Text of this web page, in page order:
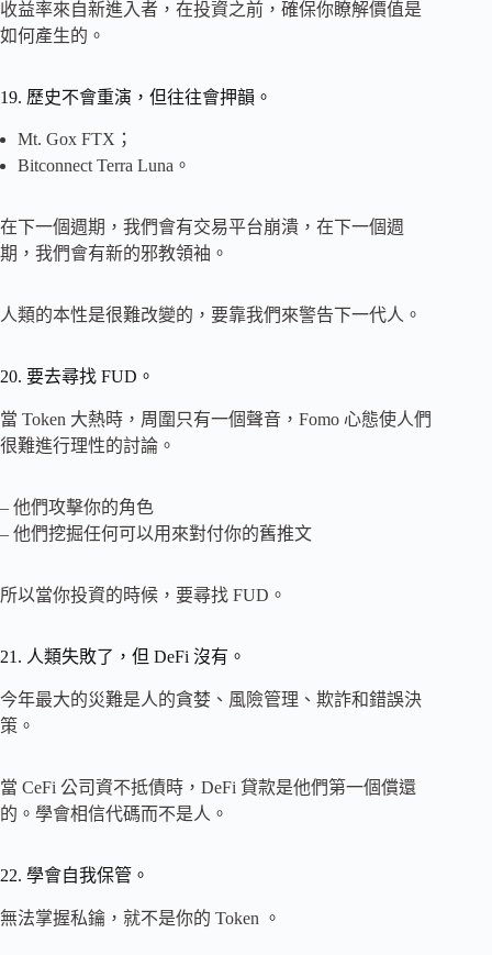
收益率來自新進入者，在投資之前，確保你瞭解價值是
如何產生的。
19. 歷史不會重演，但往往會押韻。
Mt. Gox FTX；
Bitconnect Terra Luna。
在下一個週期，我們會有交易平台崩潰，在下一個週
期，我們會有新的邪教領袖。
人類的本性是很難改變的，要靠我們來警告下一代人。
20. 要去尋找 FUD。
當 Token 大熱時，周圍只有一個聲音，Fomo 心態使人們
很難進行理性的討論。
– 他們攻擊你的角色
– 他們挖掘任何可以用來對付你的舊推文
所以當你投資的時候，要尋找 FUD。
21. 人類失敗了，但 DeFi 沒有。
今年最大的災難是人的貪婪、風險管理、欺詐和錯誤決
策。
當 CeFi 公司資不抵債時，DeFi 貸款是他們第一個償還
的。學會相信代碼而不是人。
22. 學會自我保管。
無法掌握私鑰，就不是你的 Token 。